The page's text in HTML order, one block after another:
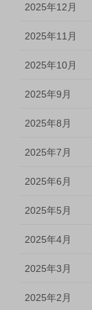
2025年12月
2025年11月
2025年10月
2025年9月
2025年8月
2025年7月
2025年6月
2025年5月
2025年4月
2025年3月
2025年2月